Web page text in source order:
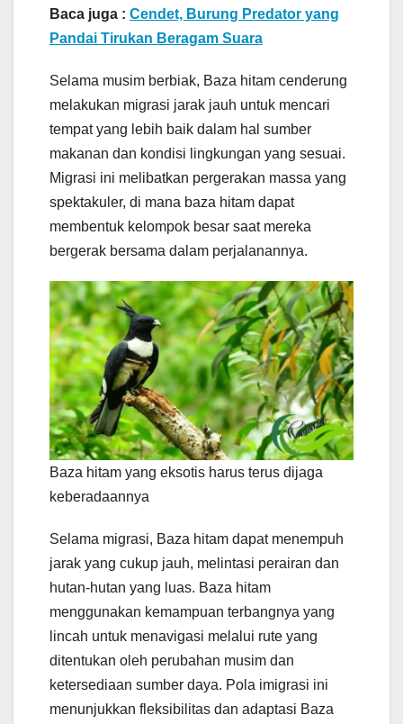
Baca juga : Cendet, Burung Predator yang
Pandai Tirukan Beragam Suara
Selama musim berbiak, Baza hitam cenderung
melakukan migrasi jarak jauh untuk mencari
tempat yang lebih baik dalam hal sumber
makanan dan kondisi lingkungan yang sesuai.
Migrasi ini melibatkan pergerakan massa yang
spektakuler, di mana baza hitam dapat
membentuk kelompok besar saat mereka
bergerak bersama dalam perjalanannya.
Baza hitam yang eksotis harus terus dijaga
keberadaannya
Selama migrasi, Baza hitam dapat menempuh
jarak yang cukup jauh, melintasi perairan dan
hutan-hutan yang luas. Baza hitam
menggunakan kemampuan terbangnya yang
lincah untuk menavigasi melalui rute yang
ditentukan oleh perubahan musim dan
ketersediaan sumber daya. Pola imigrasi ini
menunjukkan fleksibilitas dan adaptasi Baza